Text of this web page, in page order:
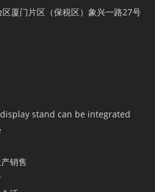
厦门片区（保税区）象兴一路27号
stand can be integrated
销售